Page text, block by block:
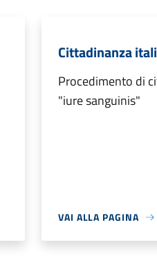
Cittadinanza
Procedimento di
"iure sanguinis"
VAI ALLA PAGINA